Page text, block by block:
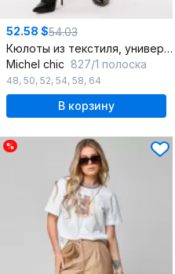
52.58 $54.03
Кюлоты из текстиля, универсальные, с поясом и молнией
Michel chic 827/1 полоска
48, 50, 52, 54, 58, 64
В корзину
%